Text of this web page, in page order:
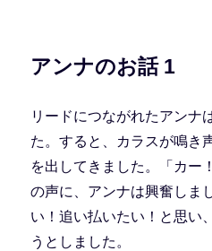
アンナのお話 1
リードにつながれたアンナ
た。すると、カラスが鳴き
を出してきました。「カー
の声に、アンナは興奮しま
い！追い払いたい！と思い
うとしました。